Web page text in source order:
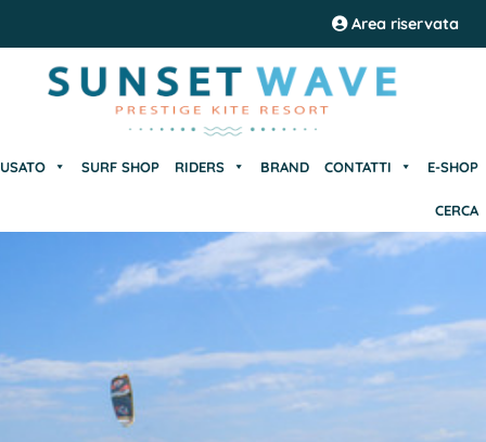
Area riservata
USATO SURF SHOP RIDERS BRAND CONTATTI E-SHOP
CERCA